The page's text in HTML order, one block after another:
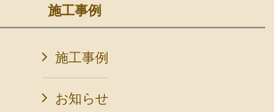
施工事例
施工事例
お知らせ